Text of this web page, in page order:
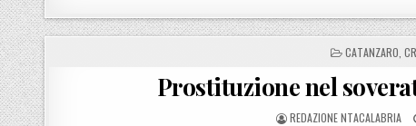
POSTED IN
CATANZARO ,
Prostituzione nel
POSTED BY
REDAZIONE NTACALABRIA